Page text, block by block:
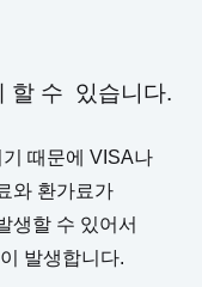
할 수 있습니다.
기 때문에 VISA나
와 환가료가
생할 수 있어서
발생합니다.